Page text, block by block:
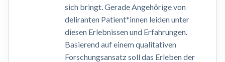
sich bringt. Gerade Angehörige von
deliranten Patient*innen leiden unter
diesen Erlebnissen und Erfahrungen.
Basierend auf einem qualitativen
Forschungsansatz soll das Erleben der